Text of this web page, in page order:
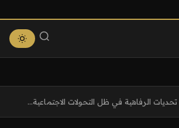
تحديات الرفاهية في ظل التحولات الاجتماعية...